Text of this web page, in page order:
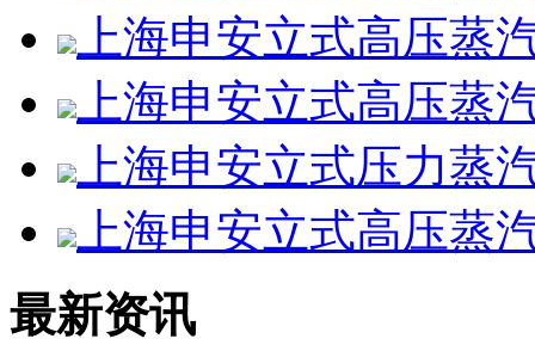
上海申安立式高压蒸
上海申安立式高压蒸
上海申安立式压力蒸
上海申安立式高压蒸
最新资讯